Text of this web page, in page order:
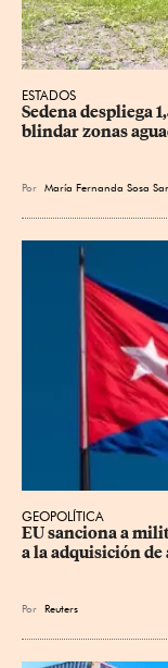
ESTADOS
Sedena despliega
blindar zonas
Por María Fernanda Sosa
GEOPOLÍTICA
EU sanciona a
a la adquisición de
Por Reuters